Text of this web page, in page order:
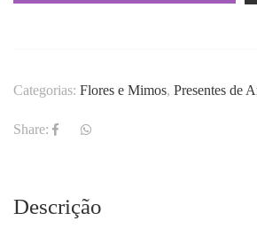
Categorias: Flores e Mimos, Presentes de
Share:
Descrição